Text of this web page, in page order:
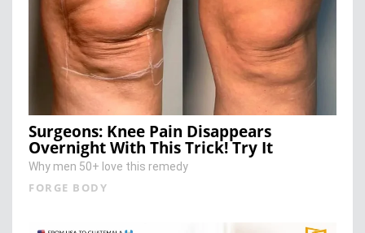
Surgeons: Knee Pain Disappears
Overnight With This Trick! Try It
Why men 50+ love this remedy
FORGE BODY